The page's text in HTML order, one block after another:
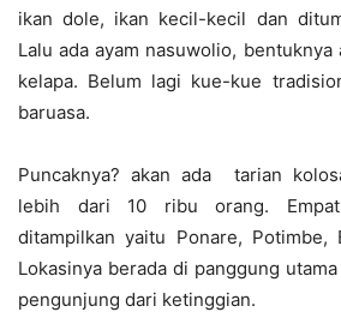
ikan dole, ikan kecil-kecil dan
Lalu ada ayam nasuwolio,
kelapa. Belum lagi kue-kue
baruasa.
Puncaknya? akan ada tarian
lebih dari 10 ribu orang.
ditampilkan yaitu Ponare, Potimbe,
Lokasinya berada di panggung
pengunjung dari ketinggian.